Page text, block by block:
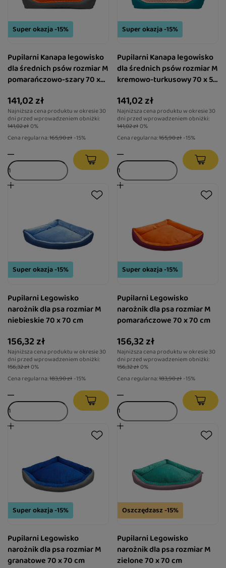
Super okazja -15%
Pupilarni Kanapa legowisko
dla średnich psów rozmiar M
pomarańczowo-szary 70 x
141,02 zł
Najniższa cena produktu w okresie 30
dni przed wprowadzeniem obniżki:
141,02 zł0%
Cena regularna:165,90 zł -15%
Super okazja -15%
Pupilarni Kanapa legowisko
dla średnich psów rozmiar M
kremowo-turkusowy 70 x 50
141,02 zł
Najniższa cena produktu w okresie 30
dni przed wprowadzeniem obniżki:
141,02 zł0%
Cena regularna:165,90 zł -15%
Super okazja -15%
Pupilarni Legowisko
narożnik dla psa rozmiar M
niebieskie 70 x 70 cm
156,32 zł
Najniższa cena produktu w okresie 30
dni przed wprowadzeniem obniżki:
156,32 zł0%
Cena regularna:183,90 zł -15%
Super okazja -15%
Pupilarni Legowisko
narożnik dla psa rozmiar M
pomarańczowe 70 x 70 cm
156,32 zł
Najniższa cena produktu w okresie 30
dni przed wprowadzeniem obniżki:
156,32 zł0%
Cena regularna:183,90 zł -15%
Super okazja -15%
Pupilarni Legowisko
narożnik dla psa rozmiar M
granatowe 70 x 70 cm
Oszczędzasz -15%
Pupilarni Legowisko
narożnik dla psa rozmiar M
zielone 70 x 70 cm